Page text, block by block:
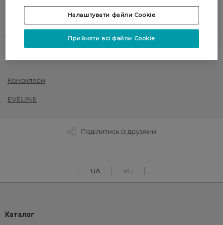
Показати більше
Код товару
Консилери
EVELINE
Поділитись із друзями
UA RU
Каталог
Налаштувати файли Cookie
Прийняти всі файли Cookie